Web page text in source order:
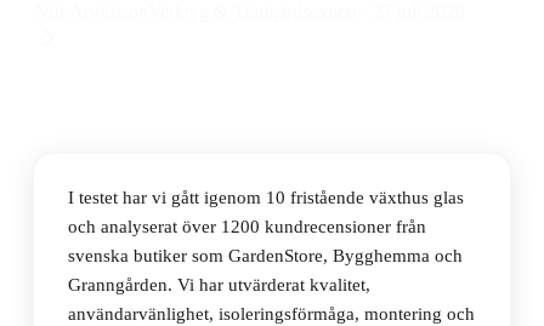
I testet har vi gått igenom 10 fristående växthus glas
och analyserat över 1200 kundrecensioner från
svenska butiker som GardenStore, Bygghemma och
Granngården. Vi har utvärderat kvalitet,
användarvänlighet, isoleringsförmåga, montering och